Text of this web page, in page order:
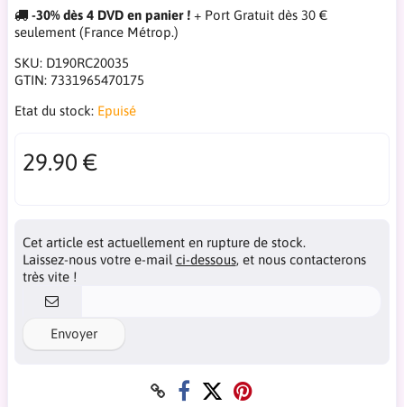
-30% dès 4 DVD en panier ! + Port Gratuit dès 30 €
seulement (France Métrop.)
SKU: D190RC20035
GTIN: 7331965470175
Etat du stock: Epuisé
29.90 €
Cet article est actuellement en rupture de stock.
Laissez-nous votre e-mail ci-dessous, et nous contacterons
très vite !
Envoyer